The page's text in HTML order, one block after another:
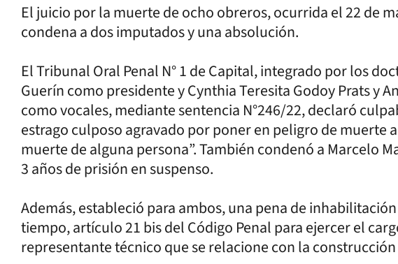
El juicio por la muerte de ocho obreros, ocurrida el 22 de
condena a dos imputados y una absolución.
El Tribunal Oral Penal N° 1 de Capital, integrado por los
Guerín como presidente y Cynthia Teresita Godoy Prats y
como vocales, mediante sentencia N°246/22, declaró
estrago culposo agravado por poner en peligro de muerte
muerte de alguna persona”. También condenó a Marcelo
3 años de prisión en suspenso.
Además, estableció para ambos, una pena de
tiempo, artículo 21 bis del Código Penal para ejercer el
representante técnico que se relacione con la